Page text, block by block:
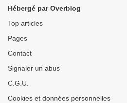
Hébergé par Overblog
Top articles
Pages
Contact
Signaler un abus
C.G.U.
Cookies et données personnelles